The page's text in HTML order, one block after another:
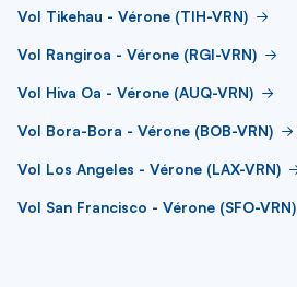
Vol Tikehau - Vérone (TIH-VRN)
Vol Rangiroa - Vérone (RGI-VRN)
Vol Hiva Oa - Vérone (AUQ-VRN)
Vol Bora-Bora - Vérone (BOB-VRN)
Vol Los Angeles - Vérone (LAX-VRN)
Vol San Francisco - Vérone (SFO-VRN)